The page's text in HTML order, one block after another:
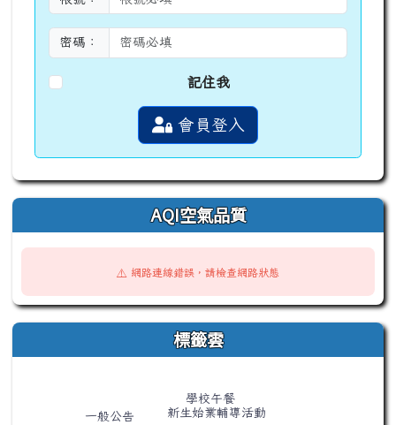
密碼：
記住我
會員登入
AQI空氣品質
⚠️ 網路連線錯誤，請檢查網路狀態
標籤雲
一般公告 新生始業輔導活動
學校午餐